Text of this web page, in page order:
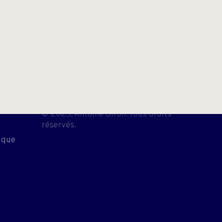
© 2025, Antoine Biron. Tous droits
réservés.